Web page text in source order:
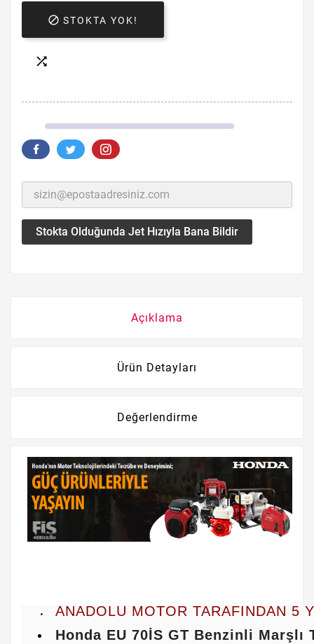
 STOKTA YOK!

Stokta Olduğunda Jet Hızıyla Bana Bildir
Açıklama
Ürün Detayları
Değerlendirme
ANADOLU MOTOR TARAFINDAN 5
Honda EU 70İS GT Benzinli Marşlı